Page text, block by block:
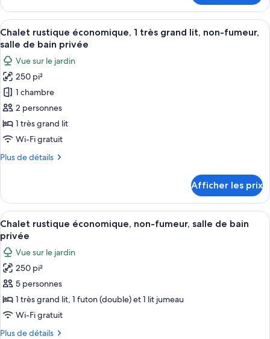
chambre,
salle
de
bain
privée,
vue
sur
le
jardin
Chalet
rustique
familial,
1
salle
de
bain
privée,
vue
le
jardin
Afficher
toutes
les
photos
pour
ce
type
de
chambre :
rustique
très
grand
lit,
non-
fumeur,
salle
de
bain
privée
6
Chalet rustique économique, 1 très grand lit, non-fumeur,
salle de bain privée
Vue sur le jardin
250 pi²
1 chambre
2 personnes
1 très grand lit
Wi-Fi gratuit
Plus de détails
Plus
Chalet
rustique
économique,
1
très
grand
lit,
non-
fumeur,
salle
bain
privée
Afficher les prix
Afficher
toutes
les
photos
pour
ce
type
de
chambre :
7
Chalet rustique économique, non-fumeur, salle de bain
privée
Vue sur le jardin
250 pi²
5 personnes
1 très grand lit, 1 futon (double) et 1 lit jumeau
Wi-Fi gratuit
Plus de détails
Plus